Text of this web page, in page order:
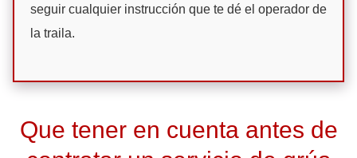
seguir cualquier instrucción que te dé el operador de
la traila.
Que tener en cuenta antes de